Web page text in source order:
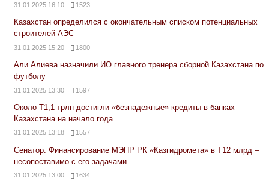
31.01.2025 16:10 1523
Казахстан определился с окончательным списком потенциальных
строителей АЭС
31.01.2025 15:20 1800
Али Алиева назначили ИО главного тренера сборной Казахстана по
футболу
31.01.2025 13:30 1597
Около Т1,1 трлн достигли «безнадежные» кредиты в банках
Казахстана на начало года
31.01.2025 13:18 1557
Сенатор: Финансирование МЭПР РК «Казгидромета» в Т12 млрд –
несопоставимо с его задачами
31.01.2025 13:00 1634